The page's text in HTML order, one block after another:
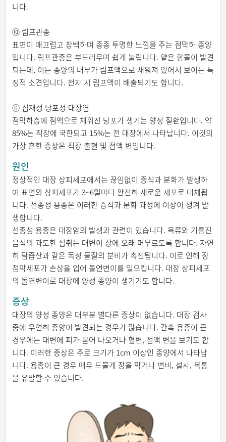
니다.
⑩ 림프관종
표면이 매끄럽고 창백하며 종종 투명한 느낌을 주는 점막하 종양
입니다. 림프관종은 부드러우며 쉽게 눌립니다. 얕은 함몰이 발견
되는데, 이는 종양의 내부가 림프액으로 채워져 있어서 보이는 특
징적 소견입니다. 천자 시 림프액이 배출되기도 합니다.
⑪ 심재성 낭포성 대장염
점막하층에 점액으로 채워진 낭포가 생기는 양성 질환입니다. 약
85%는 직장에 국한되고 15%는 전 대장에서 나타납니다. 이것의
가장 흔한 증상은 직장 출혈 및 점액 변입니다.
원인
정상적인 대장 상피세포에서는 끊임없이 증식과 분화가 발생하
여 표면의 상피세포가 3~6일마다 완전히 새로운 세포로 대체됩
니다. 선종성 용종은 이러한 증식과 분화 과정에 이상이 생겨 발
생합니다.
선종성 용종은 대장암의 발생과 관련이 있습니다. 육류와 기름진
음식의 과도한 섭취는 대변이 장에 오래 머무르도록 합니다. 자연
히 담즙산과 같은 독성 물질의 분비가 촉진됩니다. 이로 인해 장
점막세포가 손상을 입어 돌연변이를 일으킵니다. 대장 상피세포
의 돌연변이로 대장에 양성 종양이 생기기도 합니다.
증상
대장의 양성 종양은 대부분 별다른 증상이 없습니다. 대장 검사
중에 우연히 종양이 발견되는 경우가 많습니다. 간혹 용종이 큰
경우에는 대변에 피가 묻어 나오거나 혈변, 점액 변을 보기도 합
니다. 이러한 증상은 주로 크기가 1cm 이상인 종양에서 나타납
니다. 용종이 큰 경우 매우 드물게 장을 막거나 변비, 설사, 복통
을 유발할 수 있습니다.